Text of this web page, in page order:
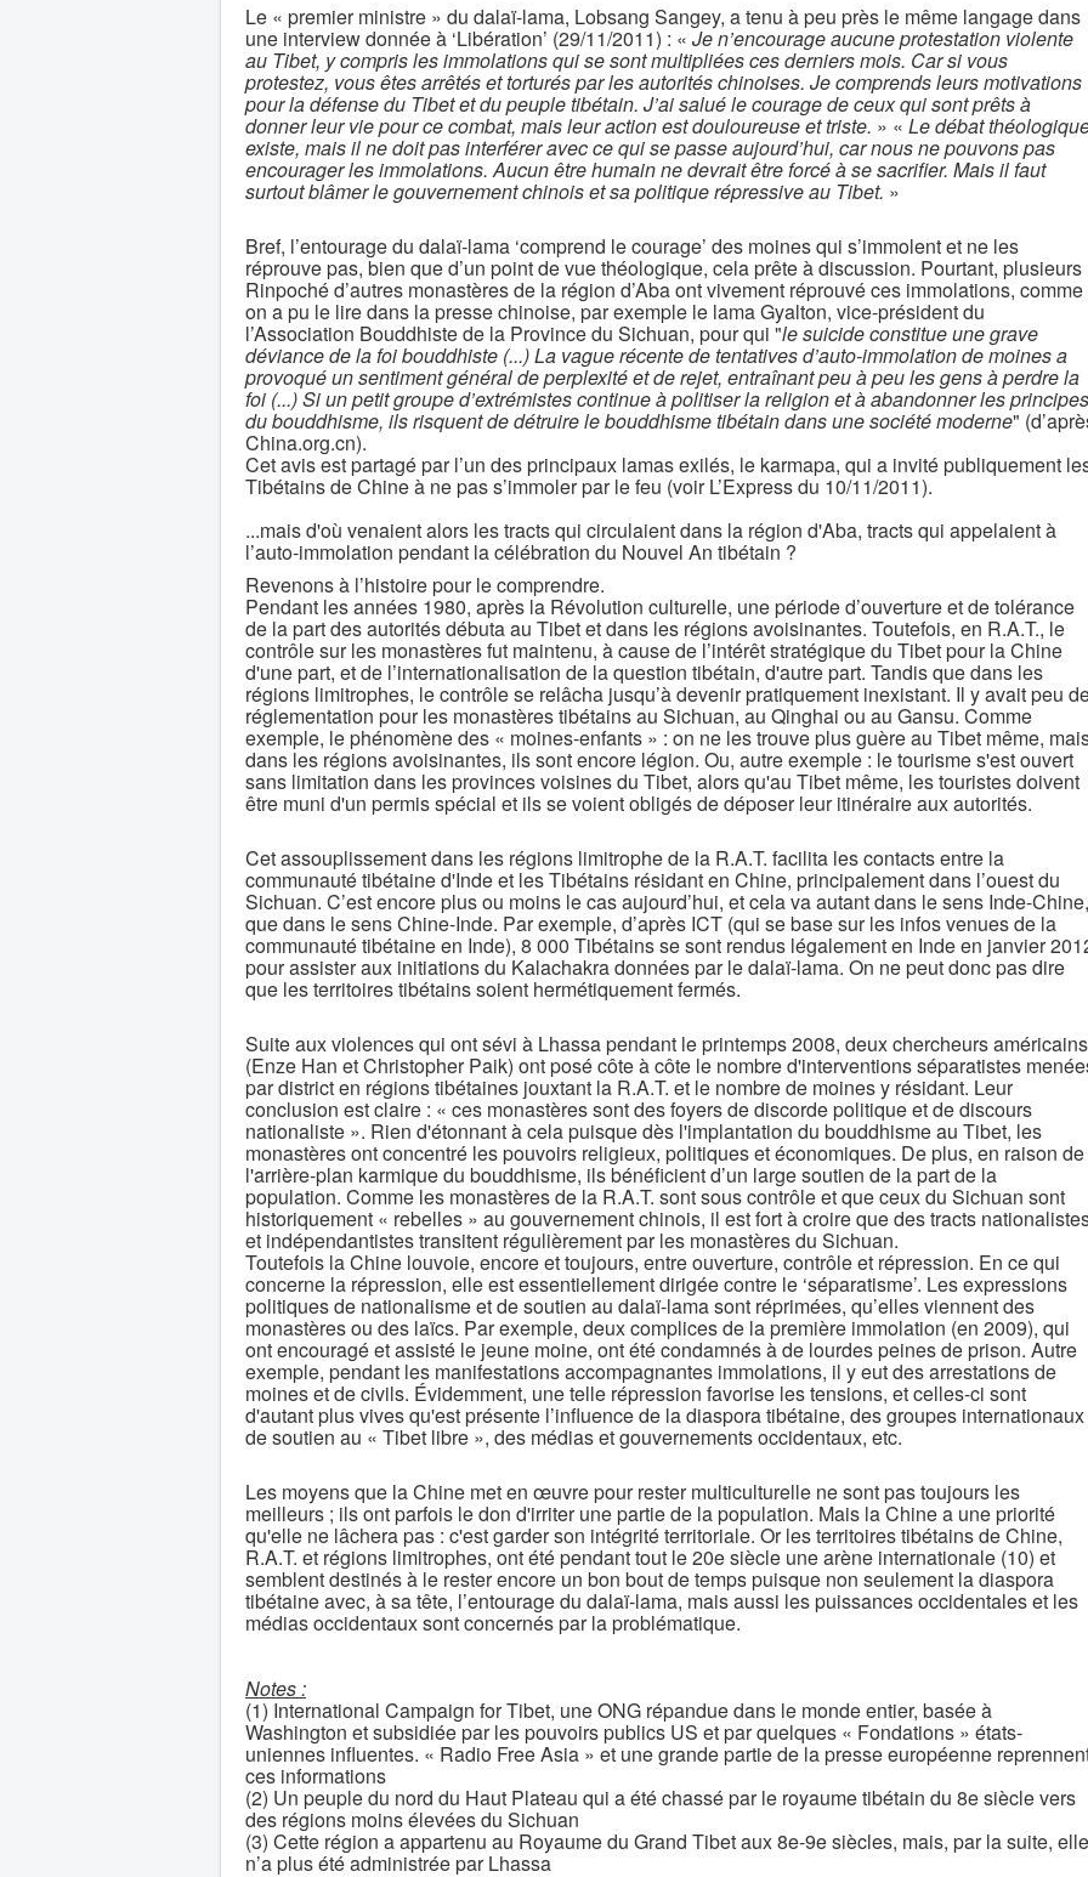
Le « premier ministre » du dalaï-lama, Lobsang Sangey, a tenu à peu près le même langage dans
une interview donnée à ‘Libération’ (29/11/2011) : « Je n’encourage aucune protestation violente
au Tibet, y compris les immolations qui se sont multipliées ces derniers mois. Car si vous
protestez, vous êtes arrêtés et torturés par les autorités chinoises. Je comprends leurs motivations
pour la défense du Tibet et du peuple tibétain. J’ai salué le courage de ceux qui sont prêts à
donner leur vie pour ce combat, mais leur action est douloureuse et triste. » « Le débat
existe, mais il ne doit pas interférer avec ce qui se passe aujourd’hui, car nous ne pouvons pas
encourager les immolations. Aucun être humain ne devrait être forcé à se sacrifier. Mais il faut
surtout blâmer le gouvernement chinois et sa politique répressive au Tibet. »
Bref, l’entourage du dalaï-lama ‘comprend le courage’ des moines qui s’immolent et ne les
réprouve pas, bien que d’un point de vue théologique, cela prête à discussion. Pourtant, plusieurs
Rinpoché d’autres monastères de la région d’Aba ont vivement réprouvé ces immolations, comme
on a pu le lire dans la presse chinoise, par exemple le lama Gyalton, vice-président du
l’Association Bouddhiste de la Province du Sichuan, pour qui "le suicide constitue une grave
déviance de la foi bouddhiste (...) La vague récente de tentatives d’auto-immolation de moines a
provoqué un sentiment général de perplexité et de rejet, entraînant peu à peu les gens à perdre la
foi (...) Si un petit groupe d’extrémistes continue à politiser la religion et à abandonner les principes
du bouddhisme, ils risquent de détruire le bouddhisme tibétain dans une société moderne"
China.org.cn).
Cet avis est partagé par l’un des principaux lamas exilés, le karmapa, qui a invité publiquement
Tibétains de Chine à ne pas s’immoler par le feu (voir L’Express du 10/11/2011).
...mais d'où venaient alors les tracts qui circulaient dans la région d'Aba, tracts qui appelaient à
l’auto-immolation pendant la célébration du Nouvel An tibétain ?
Revenons à l’histoire pour le comprendre.
Pendant les années 1980, après la Révolution culturelle, une période d’ouverture et de tolérance
de la part des autorités débuta au Tibet et dans les régions avoisinantes. Toutefois, en R.A.T., le
contrôle sur les monastères fut maintenu, à cause de l’intérêt stratégique du Tibet pour la Chine
d'une part, et de l’internationalisation de la question tibétain, d'autre part. Tandis que dans les
régions limitrophes, le contrôle se relâcha jusqu’à devenir pratiquement inexistant. Il y avait peu
réglementation pour les monastères tibétains au Sichuan, au Qinghai ou au Gansu. Comme
exemple, le phénomène des « moines-enfants » : on ne les trouve plus guère au Tibet même,
dans les régions avoisinantes, ils sont encore légion. Ou, autre exemple : le tourisme s'est ouvert
sans limitation dans les provinces voisines du Tibet, alors qu'au Tibet même, les touristes doivent
être muni d'un permis spécial et ils se voient obligés de déposer leur itinéraire aux autorités.
Cet assouplissement dans les régions limitrophe de la R.A.T. facilita les contacts entre la
communauté tibétaine d'Inde et les Tibétains résidant en Chine, principalement dans l’ouest du
Sichuan. C’est encore plus ou moins le cas aujourd’hui, et cela va autant dans le sens Inde-Chine,
que dans le sens Chine-Inde. Par exemple, d’après ICT (qui se base sur les infos venues de la
communauté tibétaine en Inde), 8 000 Tibétains se sont rendus légalement en Inde en janvier
pour assister aux initiations du Kalachakra données par le dalaï-lama. On ne peut donc pas dire
que les territoires tibétains soient hermétiquement fermés.
Suite aux violences qui ont sévi à Lhassa pendant le printemps 2008, deux chercheurs américains
(Enze Han et Christopher Paik) ont posé côte à côte le nombre d'interventions séparatistes
par district en régions tibétaines jouxtant la R.A.T. et le nombre de moines y résidant. Leur
conclusion est claire : « ces monastères sont des foyers de discorde politique et de discours
nationaliste ». Rien d'étonnant à cela puisque dès l'implantation du bouddhisme au Tibet, les
monastères ont concentré les pouvoirs religieux, politiques et économiques. De plus, en raison de
l'arrière-plan karmique du bouddhisme, ils bénéficient d’un large soutien de la part de la
population. Comme les monastères de la R.A.T. sont sous contrôle et que ceux du Sichuan sont
historiquement « rebelles » au gouvernement chinois, il est fort à croire que des tracts
et indépendantistes transitent régulièrement par les monastères du Sichuan.
Toutefois la Chine louvoie, encore et toujours, entre ouverture, contrôle et répression. En ce qui
concerne la répression, elle est essentiellement dirigée contre le ‘séparatisme’. Les expressions
politiques de nationalisme et de soutien au dalaï-lama sont réprimées, qu’elles viennent des
monastères ou des laïcs. Par exemple, deux complices de la première immolation (en 2009), qui
ont encouragé et assisté le jeune moine, ont été condamnés à de lourdes peines de prison. Autre
exemple, pendant les manifestations accompagnantes immolations, il y eut des arrestations de
moines et de civils. Évidemment, une telle répression favorise les tensions, et celles-ci sont
d'autant plus vives qu'est présente l’influence de la diaspora tibétaine, des groupes internationaux
de soutien au « Tibet libre », des médias et gouvernements occidentaux, etc.
Les moyens que la Chine met en œuvre pour rester multiculturelle ne sont pas toujours les
meilleurs ; ils ont parfois le don d'irriter une partie de la population. Mais la Chine a une priorité
qu'elle ne lâchera pas : c'est garder son intégrité territoriale. Or les territoires tibétains de Chine,
R.A.T. et régions limitrophes, ont été pendant tout le 20e siècle une arène internationale (10) et
semblent destinés à le rester encore un bon bout de temps puisque non seulement la diaspora
tibétaine avec, à sa tête, l’entourage du dalaï-lama, mais aussi les puissances occidentales et les
médias occidentaux sont concernés par la problématique.
Notes :
(1) International Campaign for Tibet, une ONG répandue dans le monde entier, basée à
Washington et subsidiée par les pouvoirs publics US et par quelques « Fondations » états-
uniennes influentes. « Radio Free Asia » et une grande partie de la presse européenne
ces informations
(2) Un peuple du nord du Haut Plateau qui a été chassé par le royaume tibétain du 8e siècle vers
des régions moins élevées du Sichuan
(3) Cette région a appartenu au Royaume du Grand Tibet aux 8e-9e siècles, mais, par la suite, elle
n’a plus été administrée par Lhassa